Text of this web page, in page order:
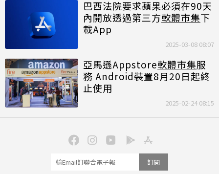
巴西法院要求蘋果必須在90天
內開放透過第三方軟體市集下
載App
2025-03-08 08:07
亞馬遜Appstore軟體市集服
務 Android裝置8月20日起終
止使用
2025-02-24 08:15
訂閱